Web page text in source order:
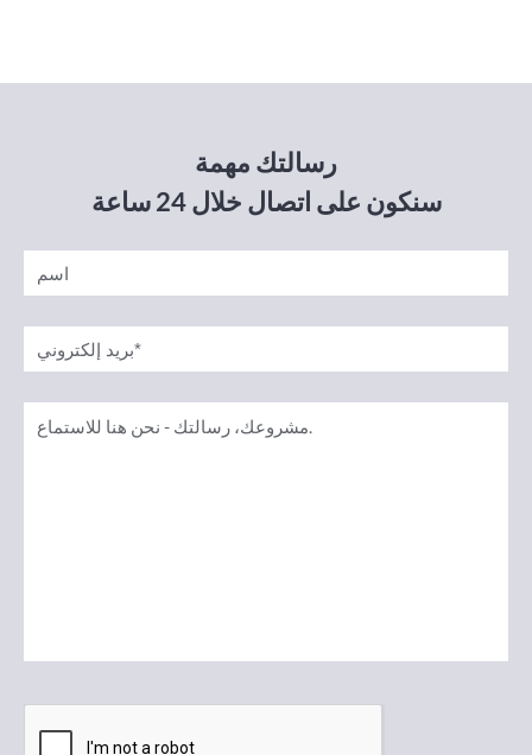
رسالتك مهمة
سنكون على اتصال خلال 24 ساعة